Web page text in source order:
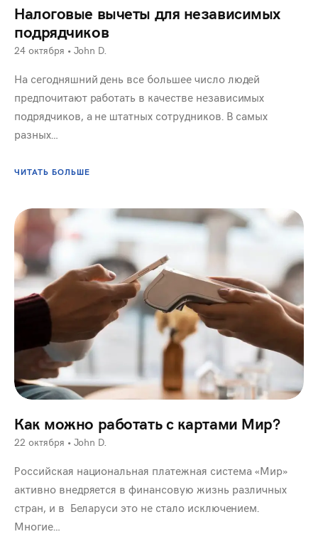
Налоговые вычеты для независимых
подрядчиков
24 октября •John D.
На сегодняшний день все большее число людей
предпочитают работать в качестве независимых
подрядчиков, а не штатных сотрудников. В самых
разных…
ЧИТАТЬ БОЛЬШЕ
Как можно работать с картами Мир?
22 октября •John D.
Российская национальная платежная система «Мир»
активно внедряется в финансовую жизнь различных
стран, и в Беларуси это не стало исключением.
Многие…